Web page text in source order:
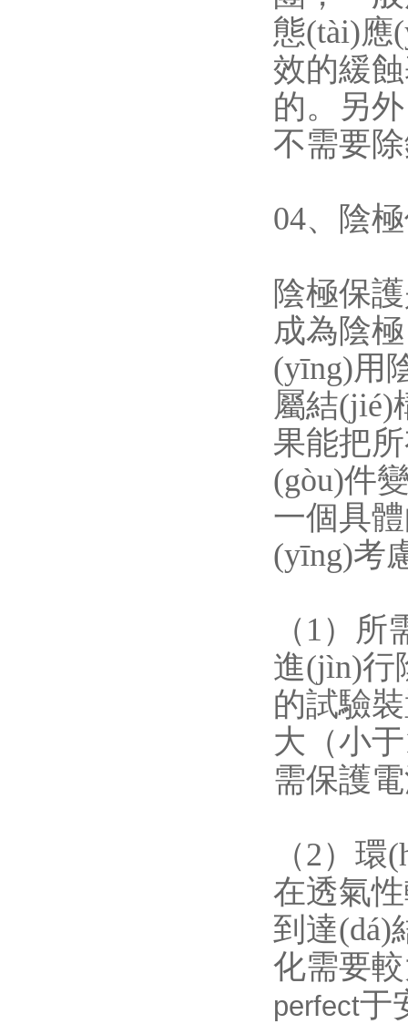
態(tài)應
效的緩蝕
的。
不需要除
04、陰
陰極保
成為陰極
(yīng)用
屬結(jié)
果能把所
(gòu)件
一個具體
(yīng)考
（1）
進(jìn)行
的試驗裝
大（小
需保護電
（2）環
在透氣性
到達(dá)
化需要較
perfect于